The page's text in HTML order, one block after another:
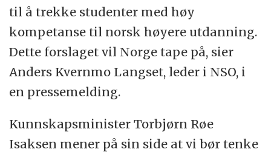
til å trekke studenter med høy
kompetanse til norsk høyere utdanning.
Dette forslaget vil Norge tape på, sier
Anders Kvernmo Langset, leder i NSO, i
en pressemelding.
Kunnskapsminister Torbjørn Røe
Isaksen mener på sin side at vi bør tenke